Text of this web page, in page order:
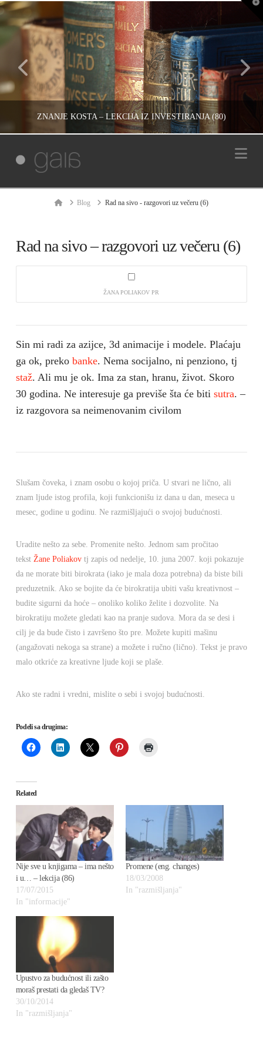
ZNANJE KOŠTA – LEKCIJA IZ INVESTIRANJA (80)
RAZMIŠLJANJA, UNCATEGORIZED, ŽIVOT
HomeBlog Rad na sivo - razgovori uz večeru (6)
Rad na sivo – razgovori uz večeru (6)
ŽANA POLIAKOV PR
Sin mi radi za azijce, 3d animacije i modele. Plaćaju
ga ok, preko banke. Nema socijalno, ni penziono, tj
staž. Ali mu je ok. Ima za stan, hranu, život. Skoro
30 godina. Ne interesuje ga previše šta će biti sutra. –
iz razgovora sa neimenovanim civilom
Slušam čoveka, i znam osobu o kojoj priča. U stvari ne lično, ali
znam ljude istog profila, koji funkcionišu iz dana u dan, meseca u
mesec, godine u godinu. Ne razmišljajući o svojoj budućnosti.
Uradite nešto za sebe. Promenite nešto. Jednom sam pročitao
tekst Žane Poliakovtj zapis od nedelje, 10. juna 2007. koji pokazuje
da ne morate biti birokrata (iako je mala doza potrebna) da biste bili
preduzetnik. Ako se bojite da će birokratija ubiti vašu kreativnost –
budite sigurni da hoće – onoliko koliko želite i dozvolite. Na
birokratiju možete gledati kao na pranje sudova. Mora da se desi i
cilj je da bude čisto i završeno što pre. Možete kupiti mašinu
(angažovati nekoga sa strane) a možete i ručno (lično). Tekst je pravo
malo otkriće za kreativne ljude koji se plaše.
Ako ste radni i vredni, mislite o sebi i svojoj budućnosti.
Podeli sa drugima:
Related
Nije sve u knjigama – ima nešto
i u… – lekcija (86)
17/07/2015
In "informacije"
Promene (eng. changes)
18/03/2008
In "razmišljanja"
Upustvo za budućnost ili zašto
moraš prestati da gledaš TV?
30/10/2014
In "razmišljanja"